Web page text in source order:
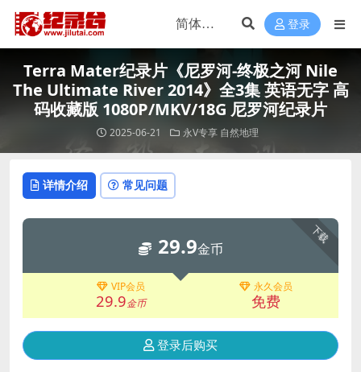
登录
Terra Mater纪录片《尼罗河-终极之河 Nile
The Ultimate River 2014》全3集 英语无字 高
码收藏版 1080P/MKV/18G 尼罗河纪录片
2025-06-21 永V专享 自然地理
详情介绍 常见问题
下载
29.9金币
VIP会员
29.9金币
永久会员
免费
登录后购买